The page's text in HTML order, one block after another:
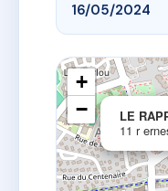
16/05/2024
LE
11 r
+
−